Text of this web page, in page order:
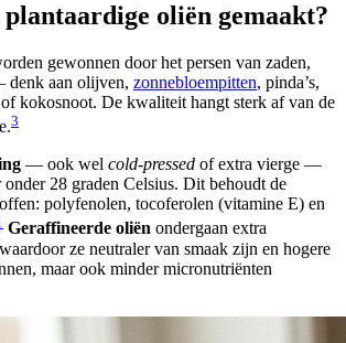
oliën gemaakt?
gewonnen door het persen van zaden,
aan olijven, zonnebloempitten, pinda’s,
kokosnoot. De kwaliteit hangt sterk af van de
3
— ook wel cold-pressed of extra vierge —
28 graden Celsius. Dit behoudt de
polyfenolen, tocoferolen (vitamine E) en
Geraffineerde oliën ondergaan extra
ze neutraler van smaak zijn en hogere
maar ook minder micronutriënten